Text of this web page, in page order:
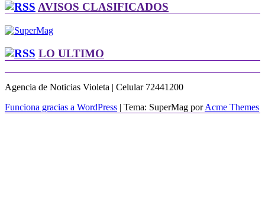
AVISOS CLASIFICADOS
LO ULTIMO
Agencia de Noticias Violeta | Celular 72441200
Funciona gracias a WordPress | Tema: SuperMag porAcme Themes